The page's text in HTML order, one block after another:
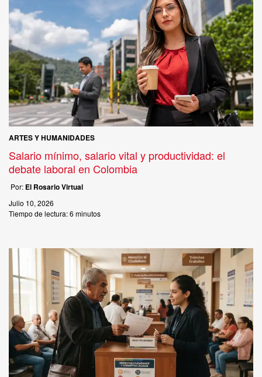
ARTES Y HUMANIDADES
Salario mínimo, salario vital y productividad: el
debate laboral en Colombia
Por: El Rosario Virtual
Julio 10, 2026
Tiempo de lectura:6 minutos